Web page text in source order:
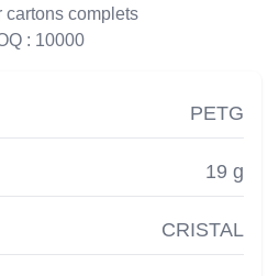
cartons complets
: 10000
PETG
19 g
CRISTAL